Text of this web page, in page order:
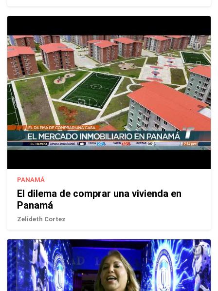
PANAMÁ
El dilema de comprar una vivienda en
Panamá
Zelideth Cortez